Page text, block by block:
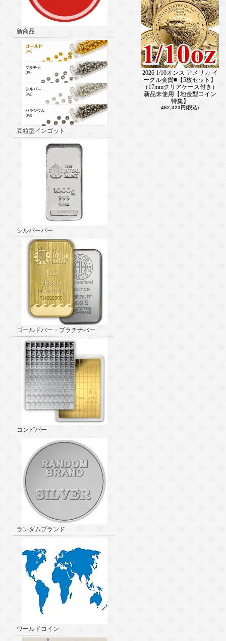
新商品
豆粒型インゴット
シルバーバー
ゴールドバー・プラチナバー
コンビバー
ランダムブランド
ワールドコイン
2026 1/10オンス アメリカ イ
ーグル金貨■【5枚セット】
（17mmクリアケース付き）
新品未使用【地金型コイン
特集】
462,323円(税込)